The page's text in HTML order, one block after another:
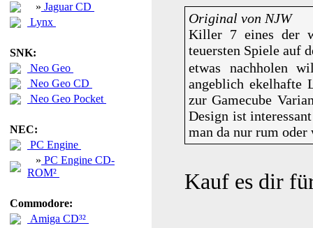
» Jaguar CD
Lynx
SNK:
Neo Geo
Neo Geo CD
Neo Geo Pocket
NEC:
PC Engine
» PC Engine CD-
ROM²
Commodore:
Amiga CD³²
Original von NJW
Killer 7 eines der
teuersten Spiele auf
etwas nachholen
angeblich ekelhafte
zur Gamecube
Design ist
man da nur rum oder
Kauf es dir